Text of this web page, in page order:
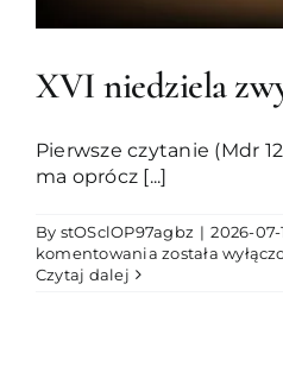
XVI niedziela
Pierwsze czytanie (Mdr
ma oprócz [...]
By stOSclOP97agbz | 2026-07-
komentowaniaXVI
została
Czytaj dalej